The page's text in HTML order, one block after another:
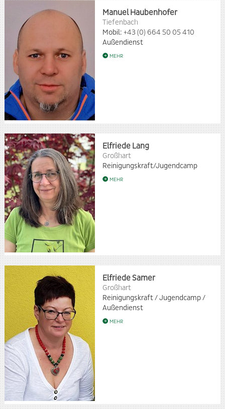
Manuel Haubenhofer
Tiefenbach
Mobil: +43 (0) 664 50 05 410
Außendienst
MEHR
Elfriede Lang
Großhart
Reinigungskraft/Jugendcamp
MEHR
Elfriede Samer
Großhart
Reinigungskraft / Jugendcamp /
Außendienst
MEHR